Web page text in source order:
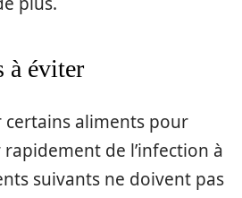
à éviter
certains aliments pour
de l’infection à
suivants ne doivent pas